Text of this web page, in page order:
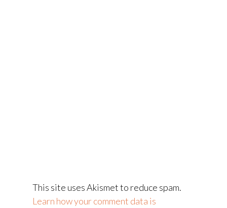
This site uses Akismet to reduce spam.
Learn how your comment data is